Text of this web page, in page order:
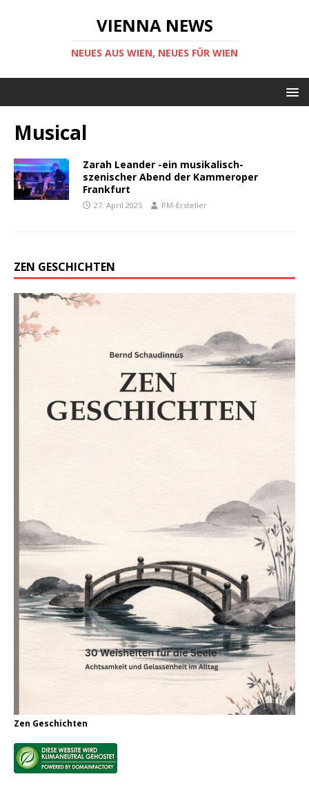
VIENNA NEWS
NEUES AUS WIEN, NEUES FÜR WIEN
Musical
Zarah Leander -ein musikalisch-
szenischer Abend der Kammeroper
Frankfurt
27. April 2025 PM-Ersteller
ZEN GESCHICHTEN
Zen Geschichten